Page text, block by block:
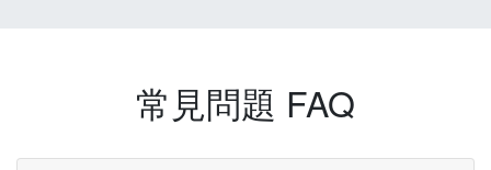
常見問題 FAQ